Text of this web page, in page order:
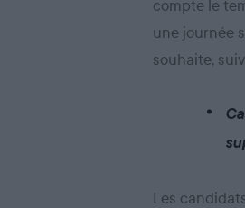
compte le
une journée
souhaite,
Les